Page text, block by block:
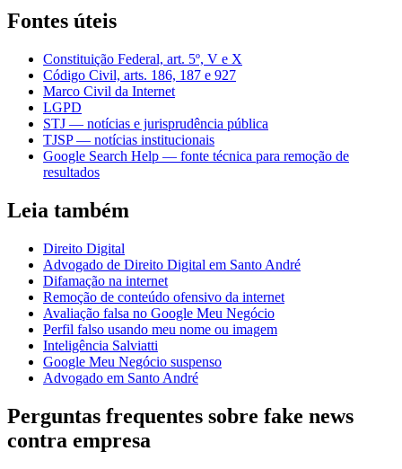
Fontes úteis
Constituição Federal, art. 5º, V e X
Código Civil, arts. 186, 187 e 927
Marco Civil da Internet
LGPD
STJ — notícias e jurisprudência pública
TJSP — notícias institucionais
Google Search Help — fonte técnica para remoção de
resultados
Leia também
Direito Digital
Advogado de Direito Digital em Santo André
Difamação na internet
Remoção de conteúdo ofensivo da internet
Avaliação falsa no Google Meu Negócio
Perfil falso usando meu nome ou imagem
Inteligência Salviatti
Google Meu Negócio suspenso
Advogado em Santo André
Perguntas frequentes sobre fake news
contra empresa